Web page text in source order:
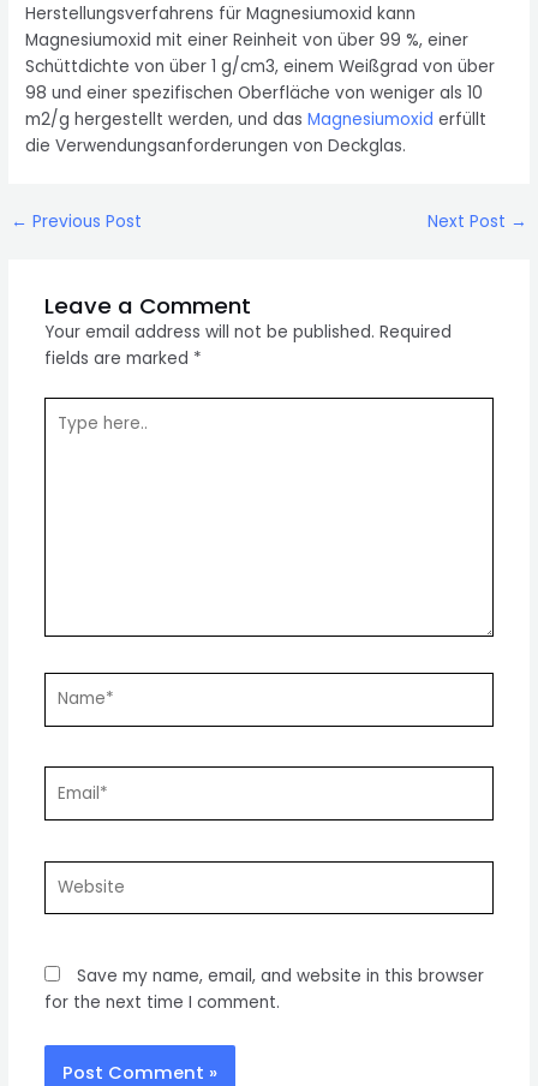
Herstellungsverfahrens für Magnesiumoxid kann
Magnesiumoxid mit einer Reinheit von über 99 %, einer
Schüttdichte von über 1 g/cm3, einem Weißgrad von über
98 und einer spezifischen Oberfläche von weniger als 10
m2/g hergestellt werden, und dasMagnesiumoxid erfüllt
die Verwendungsanforderungen von Deckglas.
Post
← Previous Post Next Post →
Leave a Comment
Your email address will not be published. Required
fields are marked *
here..
Save my name, email, and website in this browser
for the next time I comment.